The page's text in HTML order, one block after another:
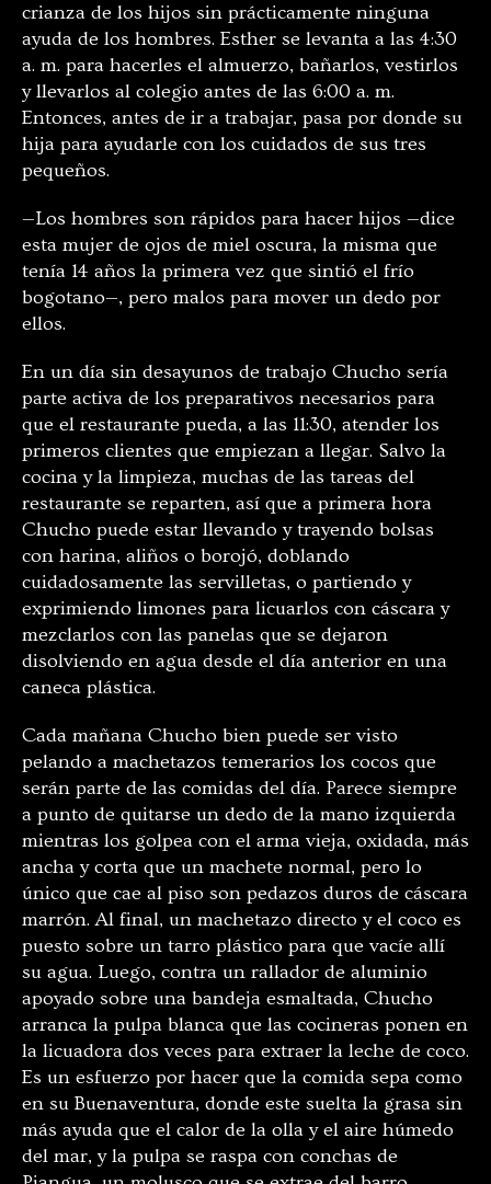
crianza de los hijos sin prácticamente ninguna
ayuda de los hombres. Esther se levanta a las 4:30
a. m. para hacerles el almuerzo, bañarlos, vestirlos
y llevarlos al colegio antes de las 6:00 a. m.
Entonces, antes de ir a trabajar, pasa por donde su
hija para ayudarle con los cuidados de sus tres
pequeños.
—Los hombres son rápidos para hacer hijos —dice
esta mujer de ojos de miel oscura, la misma que
tenía 14 años la primera vez que sintió el frío
bogotano—, pero malos para mover un dedo por
ellos.
En un día sin desayunos de trabajo Chucho sería
parte activa de los preparativos necesarios para
que el restaurante pueda, a las 11:30, atender los
primeros clientes que empiezan a llegar. Salvo la
cocina y la limpieza, muchas de las tareas del
restaurante se reparten, así que a primera hora
Chucho puede estar llevando y trayendo bolsas
con harina, aliños o borojó, doblando
cuidadosamente las servilletas, o partiendo y
exprimiendo limones para licuarlos con cáscara y
mezclarlos con las panelas que se dejaron
disolviendo en agua desde el día anterior en una
caneca plástica.
Cada mañana Chucho bien puede ser visto
pelando a machetazos temerarios los cocos que
serán parte de las comidas del día. Parece siempre
a punto de quitarse un dedo de la mano izquierda
mientras los golpea con el arma vieja, oxidada, más
ancha y corta que un machete normal, pero lo
único que cae al piso son pedazos duros de cáscara
marrón. Al final, un machetazo directo y el coco es
puesto sobre un tarro plástico para que vacíe allí
su agua. Luego, contra un rallador de aluminio
apoyado sobre una bandeja esmaltada, Chucho
arranca la pulpa blanca que las cocineras ponen en
la licuadora dos veces para extraer la leche de coco.
Es un esfuerzo por hacer que la comida sepa como
en su Buenaventura, donde este suelta la grasa sin
más ayuda que el calor de la olla y el aire húmedo
del mar, y la pulpa se raspa con conchas de